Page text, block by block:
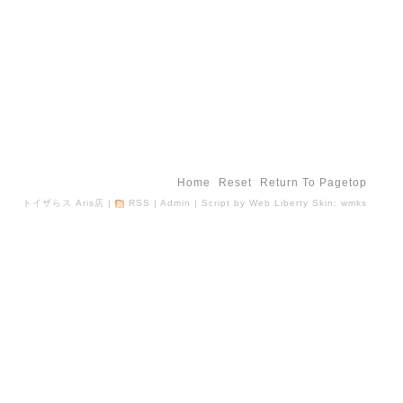
Home Reset Return To Pagetop
トイザらス Aris店 | RSS | Admin | Script by Web Liberty Skin: wmks